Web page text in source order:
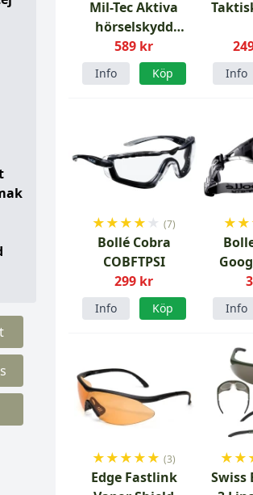
Mil-Tec Aktiva
hörselskydd
Svarta
589 kr
Info Köp Info
★★★★ ★ (7)
Bollé Cobra
COBFTPSI
299 kr
Info Köp
★★
Info
★★★★★ (3)
Edge Fastlink
★★
Swiss